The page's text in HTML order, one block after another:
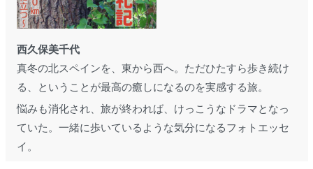
西久保美千代
真冬の北スペインを、東から西へ。ただひたすら歩き続け
る、ということが最高の癒しになるのを実感する旅。
悩みも消化され、旅が終われば、けっこうなドラマとなっ
ていた。一緒に歩いているような気分になるフォトエッセ
イ。